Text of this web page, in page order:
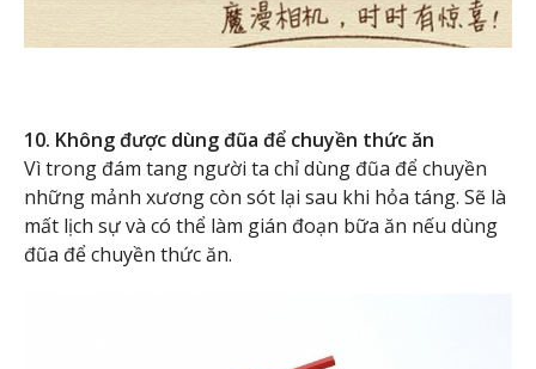
10. Không được dùng đũa để chuyền thức ăn
Vì trong đám tang người ta chỉ dùng đũa để chuyền
những mảnh xương còn sót lại sau khi hỏa táng. Sẽ là
mất lịch sự và có thể làm gián đoạn bữa ăn nếu dùng
đũa để chuyền thức ăn.